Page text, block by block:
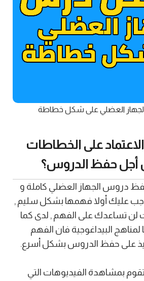
العضلي على شكل خطاطة
على الخطاطات
حفظ الدروس؟
دروس الجهاز العضلي كاملة و
عليك أولا فهمها بشكل سليم ,
لن تساعدك على الفهم , لدى كما
البيداغوجية فان الفهم
على حفظ الدروس بشكل أسرع.
بمشاهدة الفيديوهات التي